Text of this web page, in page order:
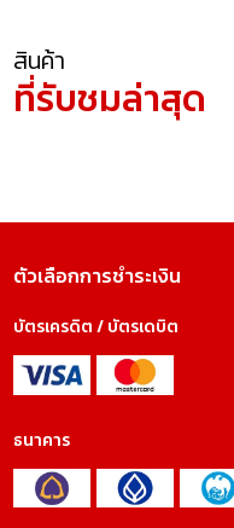
สินค้า
ที่รับชมล่าสุด
ตัวเลือกการชำระเงิน
บัตรเครดิต / บัตรเดบิต
ธนาคาร